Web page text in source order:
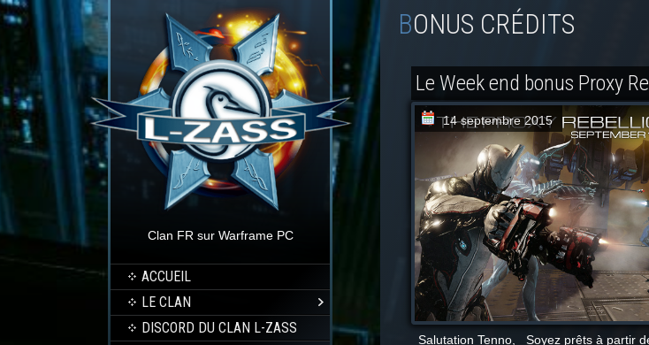
Clan FR sur Warframe PC
ACCUEIL
LE CLAN
DISCORD DU CLAN L-ZASS
BONUS CRÉDITS
Le Week end bonus Proxy
14 septembre 2015
Salutation Tenno, Soyez prêts à partir